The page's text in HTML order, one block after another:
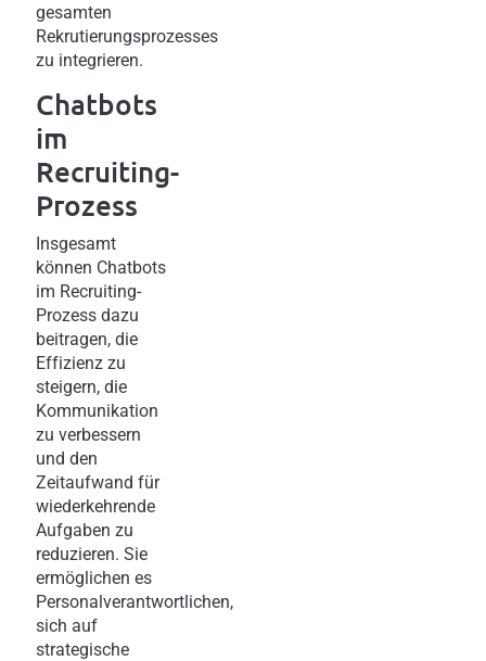
gesamten
Rekrutierungsprozesses
zu integrieren.
Chatbots
im
Recruiting-
Prozess
Insgesamt
können Chatbots
im Recruiting-
Prozess dazu
beitragen, die
Effizienz zu
steigern, die
Kommunikation
zu verbessern
und den
Zeitaufwand für
wiederkehrende
Aufgaben zu
reduzieren. Sie
ermöglichen es
Personalverantwortlichen,
sich auf
strategische